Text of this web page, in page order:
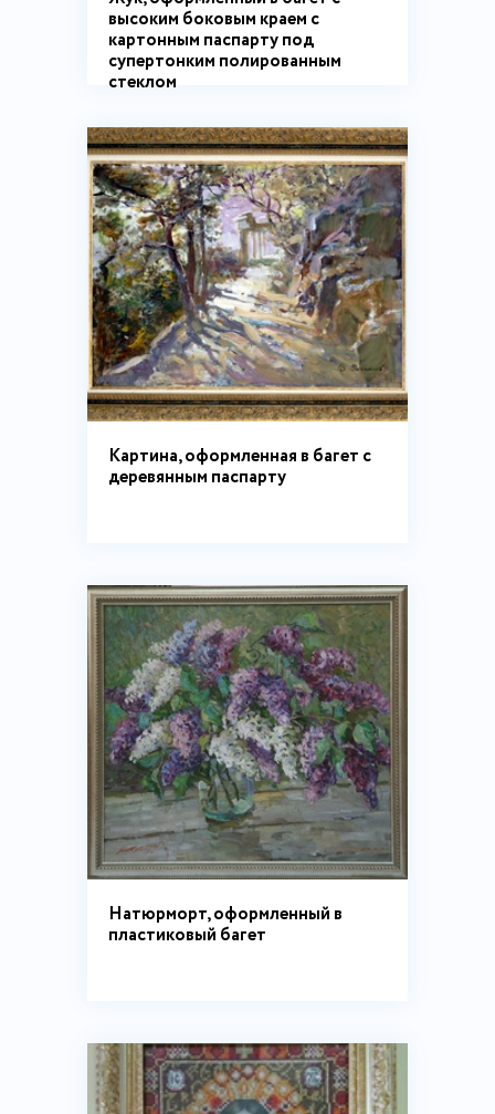
высоким боковым краем с
картонным паспарту под
супертонким полированным
стеклом
Картина, оформленная в багет с
деревянным паспарту
Натюрморт, оформленный в
пластиковый багет